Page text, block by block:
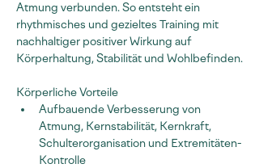
Atmung verbunden. So entsteht ein
rhythmisches und gezieltes Training mit
nachhaltiger positiver Wirkung auf
Körperhaltung, Stabilität und Wohlbefinden.
Körperliche Vorteile
Aufbauende Verbesserung von
Atmung, Kernstabilität, Kernkraft,
Schulterorganisation und Extremitäten-
Kontrolle